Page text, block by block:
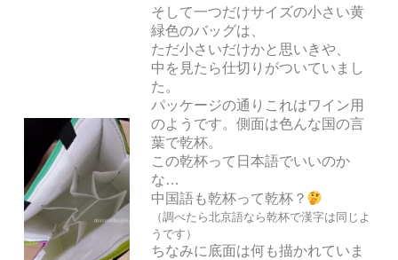
そして一つだけサイズの小さい黄
緑色のバッグは、
ただ小さいだけかと思いきや、
中を見たら仕切りがついていまし
た。
パッケージの通りこれはワイン用
のようです。側面は色んな国の言
葉で乾杯。
この乾杯って日本語でいいのか
な…
中国語も乾杯って乾杯？
（調べたら北京語なら乾杯で漢字は同じよ
うです）
ちなみに底面は何も描かれていま